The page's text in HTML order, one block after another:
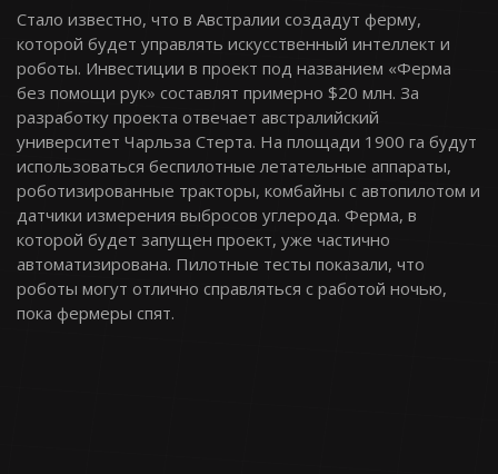
Стало известно, что в Австралии создадут ферму,
которой будет управлять искусственный интеллект и
роботы. Инвестиции в проект под названием «Ферма
без помощи рук» составлят примерно $20 млн. За
разработку проекта отвечает австралийский
университет Чарльза Стерта. На площади 1900 га будут
использоваться беспилотные летательные аппараты,
роботизированные тракторы, комбайны с автопилотом и
датчики измерения выбросов углерода. Ферма, в
которой будет запущен проект, уже частично
автоматизирована. Пилотные тесты показали, что
роботы могут отлично справляться с работой ночью,
пока фермеры спят.